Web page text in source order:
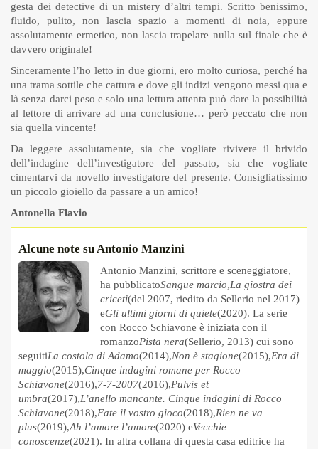
gesta dei detective di un mistery d’altri tempi. Scritto benissimo,
fluido, pulito, non lascia spazio a momenti di noia, eppure
assolutamente ermetico, non lascia trapelare nulla sul finale che è
davvero originale!
Sinceramente l’ho letto in due giorni, ero molto curiosa, perché ha
una trama sottile che cattura e dove gli indizi vengono messi qua e
là senza darci peso e solo una lettura attenta può dare la possibilità
al lettore di arrivare ad una conclusione… però peccato che non
sia quella vincente!
Da leggere assolutamente, sia che vogliate rivivere il brivido
dell’indagine dell’investigatore del passato, sia che vogliate
cimentarvi da novello investigatore del presente. Consigliatissimo
un piccolo gioiello da passare a un amico!
Antonella Flavio
Alcune note su Antonio Manzini
Antonio Manzini, scrittore e sceneggiatore,
ha pubblicatoSangue marcio,La giostra dei
criceti(del 2007, riedito da Sellerio nel 2017)
eGli ultimi giorni di quiete(2020). La serie
con Rocco Schiavone è iniziata con il
romanzoPista nera(Sellerio, 2013) cui sono
seguitiLa costola di Adamo(2014),Non è stagione(2015),Era di
maggio(2015),Cinque indagini romane per Rocco
Schiavone(2016),7-7-2007(2016),Pulvis et
umbra(2017),L’anello mancante. Cinque indagini di Rocco
Schiavone(2018),Fate il vostro gioco(2018),Rien ne va
plus(2019),Ah l’amore l’amore(2020) eVecchie
conoscenze(2021). In altra collana di questa casa editrice ha